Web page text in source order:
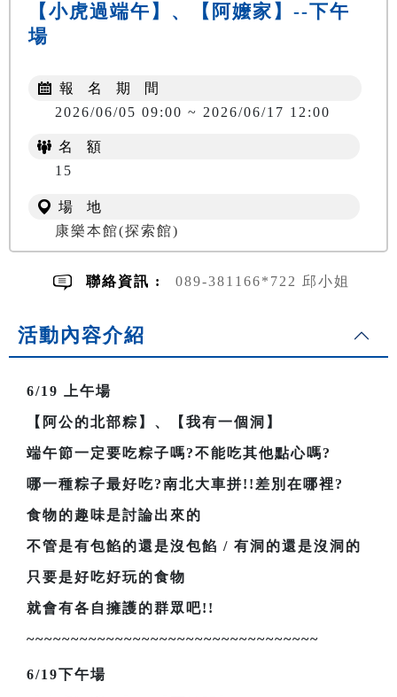
【小虎過端午】、【阿嬤家】--下午
場
報 名 期 間
2026/06/05 09:00 ~ 2026/06/17 12:00
名 額
15
場 地
康樂本館(探索館)
聯絡資訊 : 089-381166*722 邱小姐
活動內容介紹
6/19 上午場
【阿公的北部粽】、【我有一個洞】
端午節一定要吃粽子嗎?不能吃其他點心嗎?
哪一種粽子最好吃?南北大車拼!!差別在哪裡?
食物的趣味是討論出來的
不管是有包餡的還是沒包餡 / 有洞的還是沒洞的
只要是好吃好玩的食物
就會有各自擁護的群眾吧!!
~~~~~~~~~~~~~~~~~~~~~~~~~~~~~~~~~
6/19下午場